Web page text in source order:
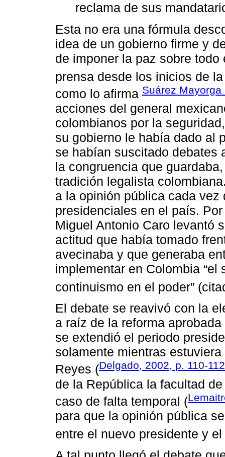
reclama de sus
Esta no era una fórmula
idea de un gobierno firme y
de imponer la paz sobre
prensa desde los inicios de
como lo afirma Suárez
acciones del general
colombianos por la
su gobierno le había dado al
se habían suscitado debates
la congruencia que
tradición legalista
a la opinión pública cada
presidenciales en el país.
Miguel Antonio Caro levantó
actitud que había tomado
avecinaba y que generaba
implementar en Colombia
continuismo en el poder”
El debate se reavivó con la
a raíz de la reforma
se extendió el periodo
solamente mientras
Reyes (Delgado, 2002, p. 110-112
de la República la facultad
caso de falta temporal (
para que la opinión pública
entre el nuevo presidente y